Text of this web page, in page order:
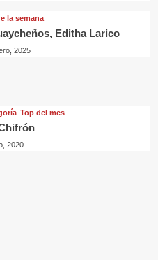
la semana
Editha Larico
2025
Top del mes
2020